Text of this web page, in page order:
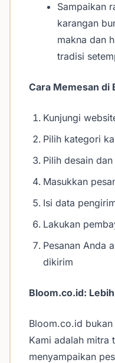
Sampaikan
karangan
makna dan
tradisi
Cara Memesan di
Kunjungi
Pilih kategori
Pilih desain
Masukkan
Isi data
Lakukan
Pesanan Anda
dikirim
Bloom.co.id:
Bloom.co.id
Kami adalah mitra
menyampaikan